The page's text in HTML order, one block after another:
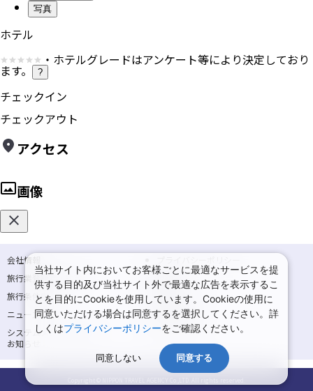
写真
ホテル
・ホテルグレードはアンケート等により決定しており
ます。 ?
チェックイン
チェックアウト
アクセス
画像
会社情報
旅行業登録票・約款
規約集
旅行条件書
商標について
ニュースリリース
採用情報
システムメンテナンスの
お知らせ
サイトマップ
当社サイト内においてお客様ごとに最適なサービスを提
供する目的及び当社サイト外で最適な広告を表示するこ
とを目的にCookieを使用しています。Cookieの使用に
同意いただける場合は同意するを選択してください。詳
しくはプライバシーポリシーをご確認ください。
同意しない 同意する